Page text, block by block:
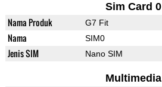
Sim Card 0
Nama Produk G7 Fit
Nama SIM0
Jenis SIM Nano SIM
Multimedia